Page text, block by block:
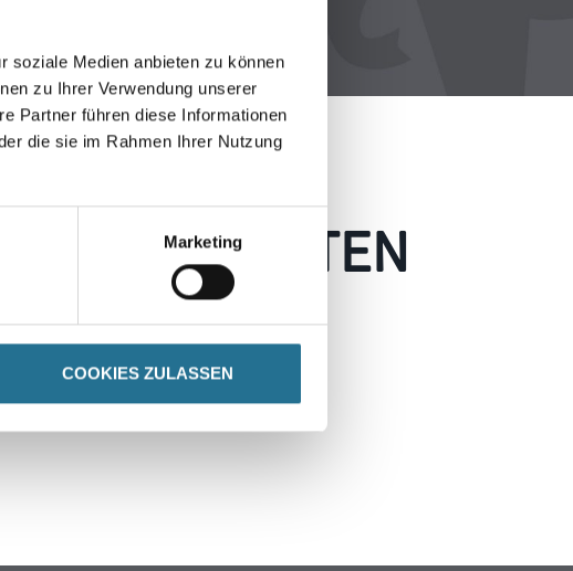
soziale Medien anbieten zu können
zu Ihrer Verwendung unserer
Partner führen diese Informationen
die sie im Rahmen Ihrer Nutzung
Marketing
COOKIES ZULASSEN
AUFGETRETEN
Sie sich inspirieren.